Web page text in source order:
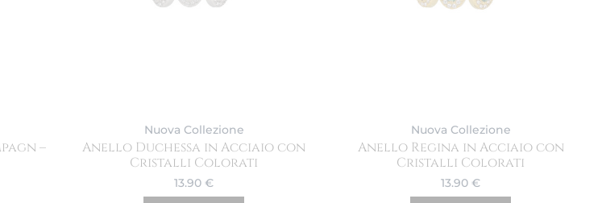
–
Nuova Collezione
Anello Duchessa in Acciaio con
Cristalli Colorati
13.90 €
Nuova Collezione
Anello Regina in Acciaio con
Cristalli Colorati
13.90 €